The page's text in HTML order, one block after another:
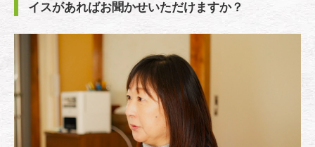
イスがあればお聞かせいただけますか？